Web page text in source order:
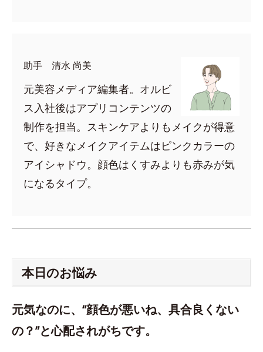
助手 清水 尚美
元美容メディア編集者。オルビ
ス入社後はアプリコンテンツの
制作を担当。スキンケアよりもメイクが得意
で、好きなメイクアイテムはピンクカラーの
アイシャドウ。顔色はくすみよりも赤みが気
になるタイプ。
本日のお悩み
元気なのに、“顔色が悪いね、具合良くない
の？”と心配されがちです。